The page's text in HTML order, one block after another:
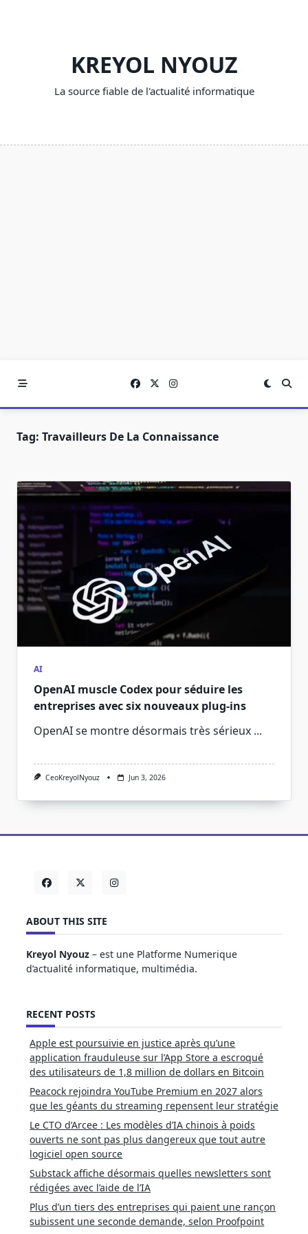
KREYOL NYOUZ
La source fiable de l'actualité informatique
Tag: Travailleurs De La Connaissance
AI
OpenAI muscle Codex pour séduire les
entreprises avec six nouveaux plug-ins
OpenAI se montre désormais très sérieux ...
CeoKreyolNyouz Jun 3, 2026
ABOUT THIS SITE
Kreyol Nyouz – est une Platforme Numerique
d’actualité informatique, multimédia.
RECENT POSTS
Apple est poursuivie en justice après qu’une
application frauduleuse sur l’App Store a escroqué
des utilisateurs de 1,8 million de dollars en Bitcoin
Peacock rejoindra YouTube Premium en 2027 alors
que les géants du streaming repensent leur stratégie
Le CTO d’Arcee : Les modèles d’IA chinois à poids
ouverts ne sont pas plus dangereux que tout autre
logiciel open source
Substack affiche désormais quelles newsletters sont
rédigées avec l’aide de l’IA
Plus d’un tiers des entreprises qui paient une rançon
subissent une seconde demande, selon Proofpoint